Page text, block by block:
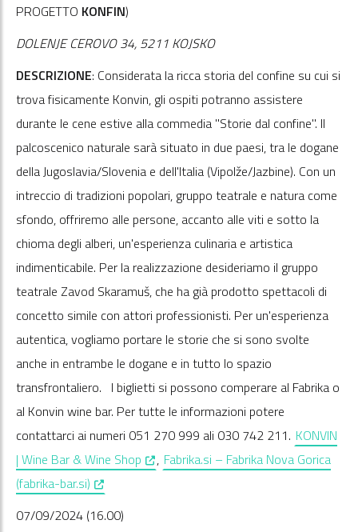
PROGETTO KONFIN)
DOLENJE CEROVO 34, 5211 KOJSKO
DESCRIZIONE: Considerata la ricca storia del confine su cui si
trova fisicamente Konvin, gli ospiti potranno assistere
durante le cene estive alla commedia "Storie dal confine". Il
palcoscenico naturale sarà situato in due paesi, tra le dogane
della Jugoslavia/Slovenia e dell'Italia (Vipolže/Jazbine). Con un
intreccio di tradizioni popolari, gruppo teatrale e natura come
sfondo, offriremo alle persone, accanto alle viti e sotto la
chioma degli alberi, un'esperienza culinaria e artistica
indimenticabile. Per la realizzazione desideriamo il gruppo
teatrale Zavod Skaramuš, che ha già prodotto spettacoli di
concetto simile con attori professionisti. Per un'esperienza
autentica, vogliamo portare le storie che si sono svolte
anche in entrambe le dogane e in tutto lo spazio
transfrontaliero. I biglietti si possono comperare al Fabrika o
al Konvin wine bar. Per tutte le informazioni potere
contattarci ai numeri 051 270 999 ali 030 742 211. KONVIN
| Wine Bar & Wine Shop , opens in a new window
, Fabrika.si – Fabrika Nova Gorica
(fabrika-bar.si) , opens in a new window
07/09/2024 (16.00)